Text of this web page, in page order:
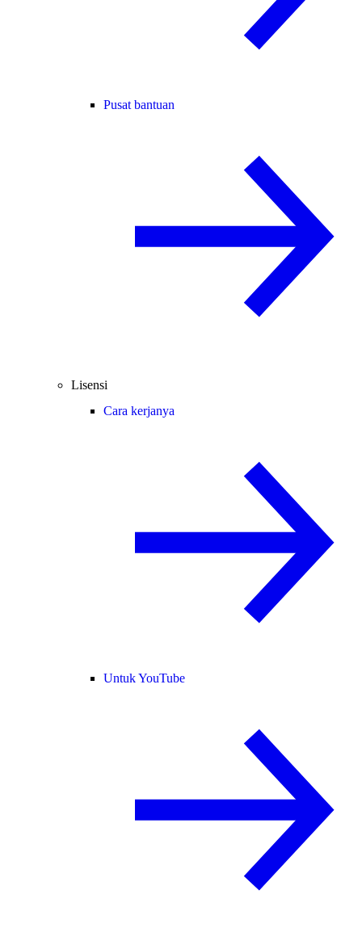
Pusat bantuan
Lisensi
Cara kerjanya
Untuk YouTube